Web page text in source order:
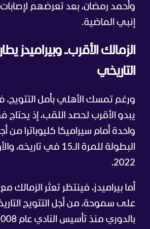
وأحمد رمضان، بعد تعرضهم
إنبي الماضية.
الزمالك الأقرب.. وبيراميدز
التاريخي
ورغم تمسك الأهلي بأمل التتويج،
يبدو الأقرب لحصد اللقب، إذ
واحدة أمام سيراميكا كليوباترا من
البطولة للمرة الـ15 في
2022.
أما بيراميدز، فينتظر تعثر الزمالك
على سموحة، من أجل التتويج
بالدوري منذ تأسيس النادي عام 2008.